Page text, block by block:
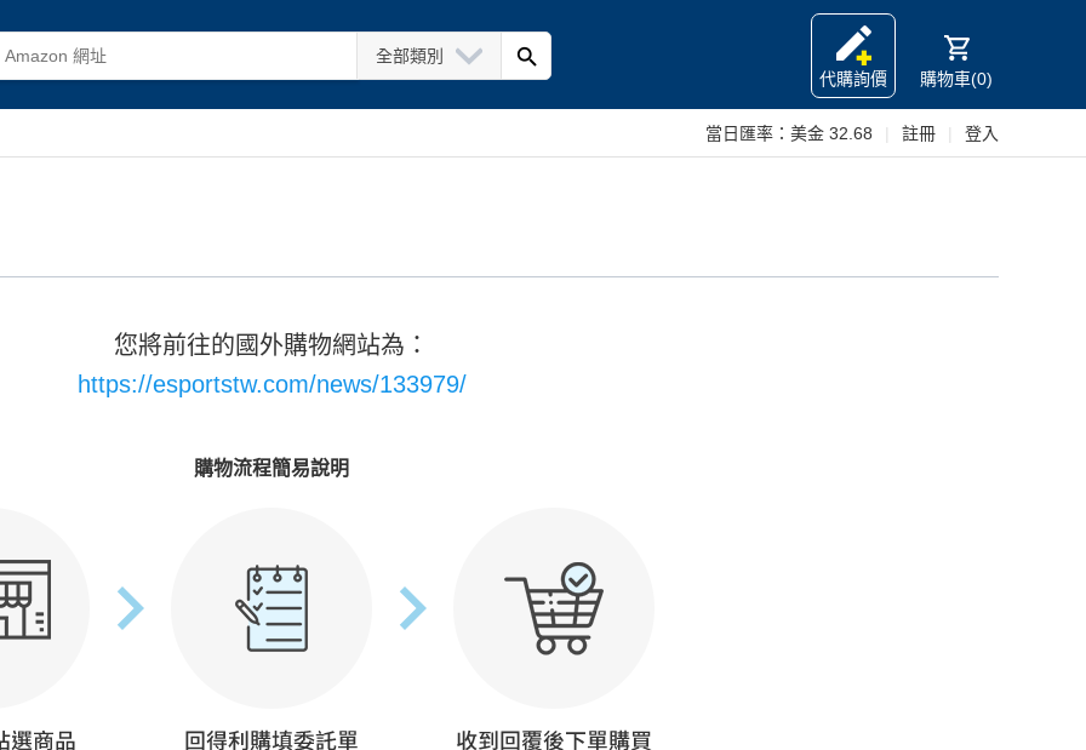
全部類別
代購詢價
購物車(0)
當日匯率： 美金 32.68 註冊 登入
您將前往的國外購物網站為：
https://esportstw.com/news/133979/
購物流程簡易說明